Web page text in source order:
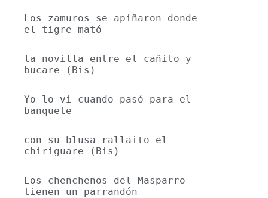
Los zamuros se apiñaron donde
el tigre mató
la novilla entre el cañito y
bucare (Bis)
Yo lo vi cuando pasó para el
banquete
con su blusa rallaito el
chiriguare (Bis)
Los chenchenos del Masparro
tienen un parrandón